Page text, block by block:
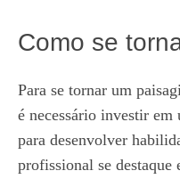
Como se
Para se tornar um
é necessário investir em
para desenvolver
profissional se destaque